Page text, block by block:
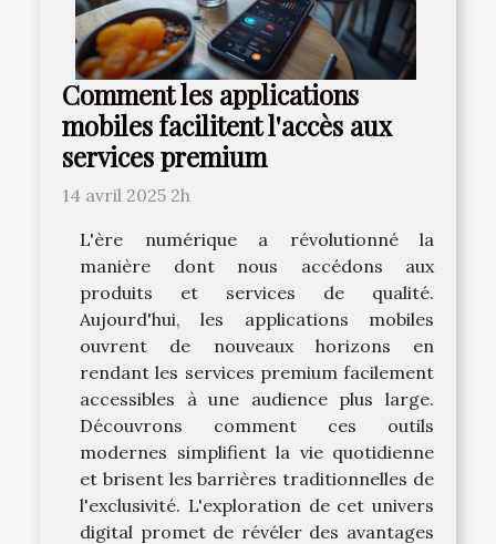
Comment les applications
mobiles facilitent l'accès aux
services premium
14 avril 2025 2h
L'ère numérique a révolutionné la
manière dont nous accédons aux
produits et services de qualité.
Aujourd'hui, les applications mobiles
ouvrent de nouveaux horizons en
rendant les services premium facilement
accessibles à une audience plus large.
Découvrons comment ces outils
modernes simplifient la vie quotidienne
et brisent les barrières traditionnelles de
l'exclusivité. L'exploration de cet univers
digital promet de révéler des avantages